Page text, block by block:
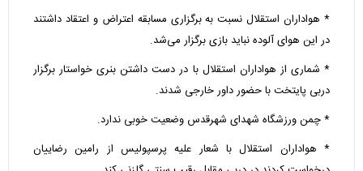
* هواداران استقلال نسبت به برگزاری مسابقه اعتراض و اعتقاد داشتند
در این هوای آلوده نباید بازی برگزار می‌شد.
* شماری از هواداران استقلال با در دست داشتن بنری خواستار برگزار
دربی پایتخت با حضور داور خارجی شدند.
* چمن ورزشگاه شهدای شهرقدس وضعیت خوبی ندارد.
* هواداران استقلال با شعار علیه پرسپولیس از رامین رضاییان